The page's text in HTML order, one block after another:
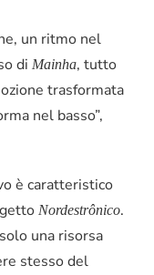
un ritmo nel
di Mainha, tutto
trasformata
nel basso”,
è caratteristico
Nordestrônico.
una risorsa
stesso del